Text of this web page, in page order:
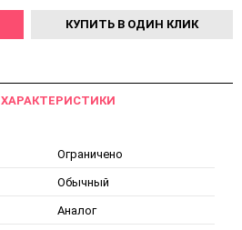
КУПИТЬ В ОДИН КЛИК
ХАРАКТЕРИСТИКИ
Ограничено
Обычный
Аналог